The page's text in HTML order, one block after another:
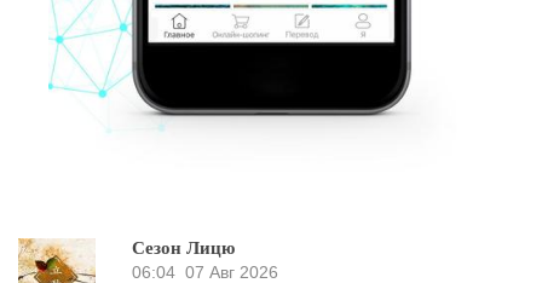
Сезон Лицю
06:04 07 Авг 2026